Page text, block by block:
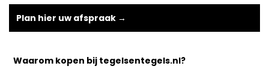
Plan hier uw afspraak →
Waarom kopen bij tegelsentegels.nl?